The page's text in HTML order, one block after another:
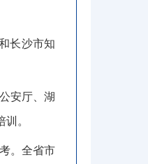
长沙市知
安厅、湖
。
。全省市